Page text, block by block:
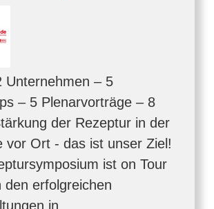
Unternehmen – 5
– 5 Plenarvorträge – 8
der Rezeptur in der
vor Ort - das ist unser Ziel!
ist on Tour
den erfolgreichen
in